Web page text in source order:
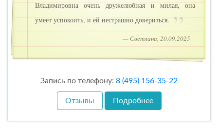
Владимировна очень дружелюбная и милая, она
умеет успокоить, и ей нестрашно довериться.
— Светлана, 20.09.2025
Запись по телефону: 8 (495) 156-35-22
Отзывы Подробнее